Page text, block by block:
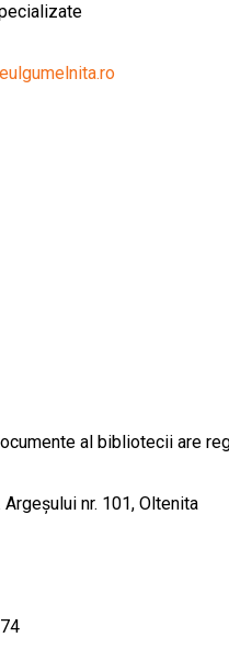
al bibliotecii are
Argeșului nr. 101, Oltenita